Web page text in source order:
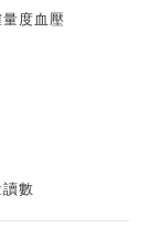
度血壓
數